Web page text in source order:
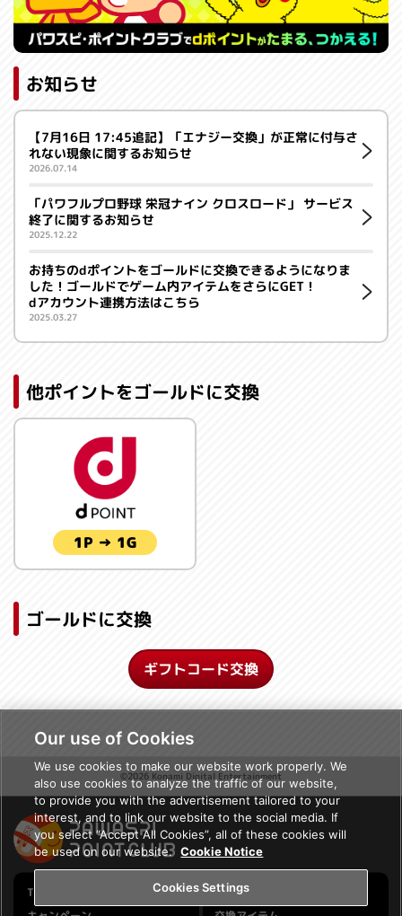
お知らせ
【7月16日 17:45追記】「エナジー交換」が正常に付与さ
れない現象に関するお知らせ
2026.07.14
「パワフルプロ野球 栄冠ナイン クロスロード」 サービス
終了に関するお知らせ
2025.12.22
お持ちのdポイントをゴールドに交換できるようになりま
した！ゴールドでゲーム内アイテムをさらにGET！
dアカウント連携方法はこちら
2025.03.27
他ポイントをゴールドに交換
1P → 1G
ゴールドに交換
ギフトコード交換
©2026 Konami Digital Entertainment
TOP
PAWASPI NEWS
Our use of Cookies
We use cookies to make our website work properly. We
also use cookies to analyze the traffic of our website,
to provide you with the advertisement tailored to your
interest, and to link our website to the social media. If
you select “Accept All Cookies”, all of these cookies will
be used on our website. Cookie Notice
Cookies Settings